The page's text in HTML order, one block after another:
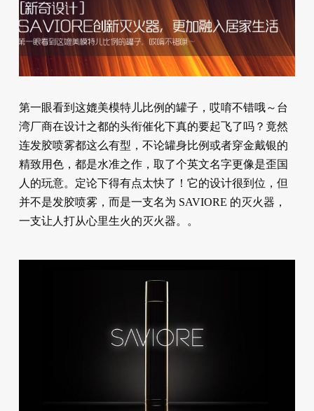
第一眼看到这媲美模特儿比例的罐子，哎唷不错哦～台
湾厂商在设计之都的头衔催化下真的要起飞了吗？竟然
连发胶喷雾都这么有型，不论罐身比例或者穿金戴银的
精致用色，都是水准之作，取了个英文名字更像是歪国
人的玩意。定论下得有点太快了！它的设计很到位，但
并不是发胶喷雾，而是一支名为 SAVIORE 的灭火器，
一支让人打从心里生火的灭火器。。